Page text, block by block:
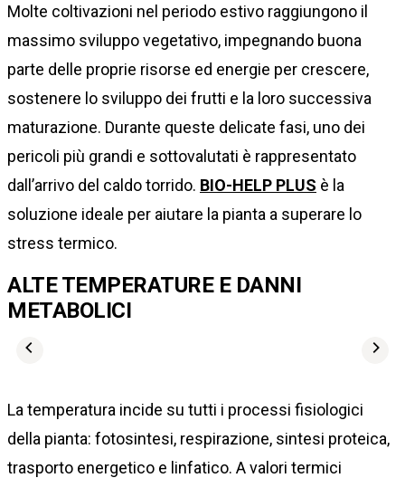
Molte coltivazioni nel periodo estivo raggiungono il
massimo sviluppo vegetativo, impegnando buona
parte delle proprie risorse ed energie per crescere,
sostenere lo sviluppo dei frutti e la loro successiva
maturazione. Durante queste delicate fasi, uno dei
pericoli più grandi e sottovalutati è rappresentato
dall’arrivo del caldo torrido. BIO-HELP PLUS è la
soluzione ideale per aiutare la pianta a superare lo
stress termico.
ALTE TEMPERATURE E DANNI
METABOLICI
La temperatura incide su tutti i processi fisiologici
della pianta: fotosintesi, respirazione, sintesi proteica,
trasporto energetico e linfatico. A valori termici